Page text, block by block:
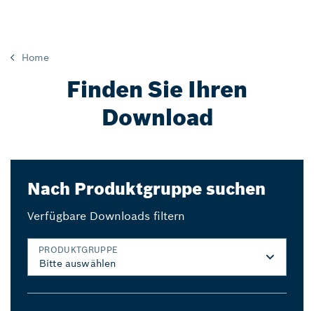
Home
Finden Sie Ihren
Download
Nach Produktgruppe suchen
Verfügbare Downloads filtern
PRODUKTGRUPPE